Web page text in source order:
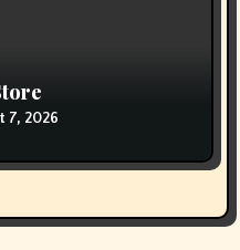
7, 2026